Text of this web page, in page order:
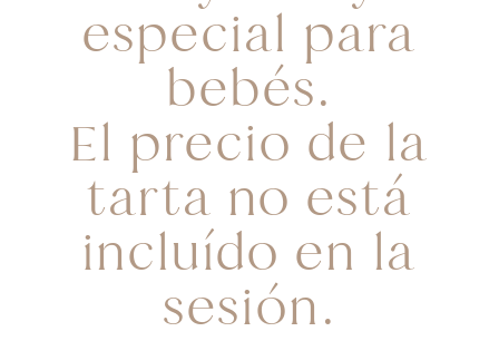
especial para
bebés.
El precio de la
tarta no está
incluído en la
sesión.